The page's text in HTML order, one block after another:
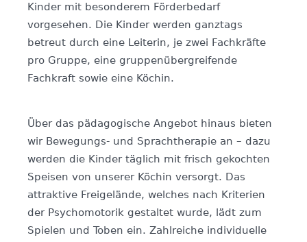
Kinder mit besonderem Förderbedarf
vorgesehen. Die Kinder werden ganztags
betreut durch eine Leiterin, je zwei Fachkräfte
pro Gruppe, eine gruppenübergreifende
Fachkraft sowie eine Köchin.
Über das pädagogische Angebot hinaus bieten
wir Bewegungs- und Sprachtherapie an – dazu
werden die Kinder täglich mit frisch gekochten
Speisen von unserer Köchin versorgt. Das
attraktive Freigelände, welches nach Kriterien
der Psychomotorik gestaltet wurde, lädt zum
Spielen und Toben ein. Zahlreiche individuelle